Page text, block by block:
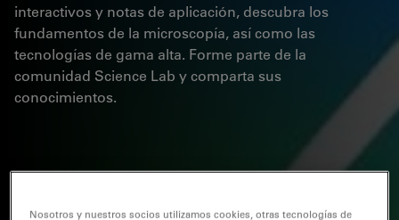
interactivos y notas de aplicación, descubra los
fundamentos de la microscopía, así como las
tecnologías de gama alta. Forme parte de la
comunidad Science Lab y comparta sus
conocimientos.
Nosotros y nuestros socios utilizamos cookies, otras tecnologías de